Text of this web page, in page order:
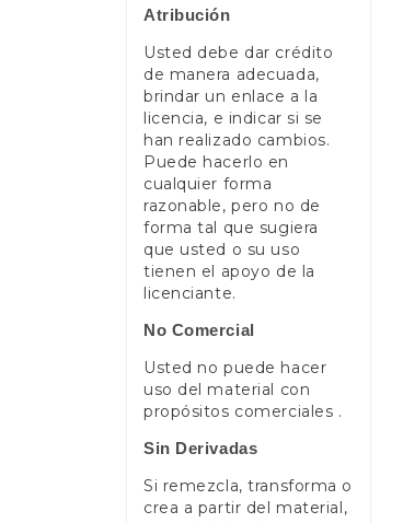
Atribución
Usted debe dar crédito
de manera adecuada,
brindar un enlace a la
licencia, e indicar si se
han realizado cambios.
Puede hacerlo en
cualquier forma
razonable, pero no de
forma tal que sugiera
que usted o su uso
tienen el apoyo de la
licenciante.
No Comercial
Usted no puede hacer
uso del material con
propósitos comerciales .
Sin Derivadas
Si remezcla, transforma o
crea a partir del material,